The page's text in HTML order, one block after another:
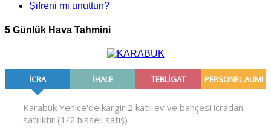
Şifreni mi unuttun?
5 Günlük Hava Tahmini